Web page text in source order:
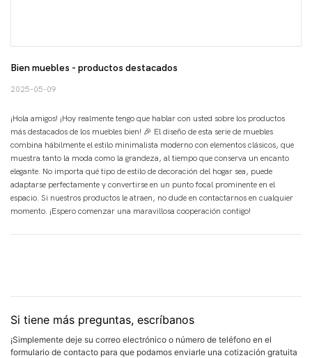
Bien muebles - productos destacados
2025-05-09
¡Hola amigos! ¡Hoy realmente tengo que hablar con usted sobre los productos
más destacados de los muebles bien! 🎉 El diseño de esta serie de muebles
combina hábilmente el estilo minimalista moderno con elementos clásicos, que
muestra tanto la moda como la grandeza, al tiempo que conserva un encanto
elegante. No importa qué tipo de estilo de decoración del hogar sea, puede
adaptarse perfectamente y convertirse en un punto focal prominente en el
espacio. Si nuestros productos le atraen, no dude en contactarnos en cualquier
momento. ¡Espero comenzar una maravillosa cooperación contigo!
Si tiene más preguntas, escríbanos
¡Simplemente deje su correo electrónico o número de teléfono en el
formulario de contacto para que podamos enviarle una cotización gratuita